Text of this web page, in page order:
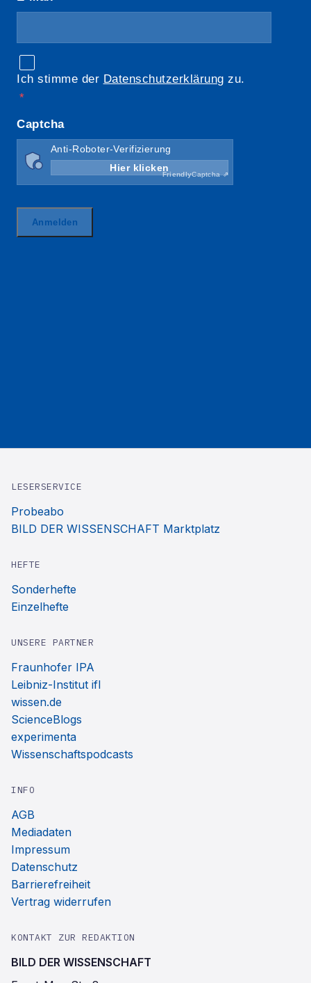
LESERSERVICE
Probeabo
BILD DER WISSENSCHAFT Marktplatz
HEFTE
Sonderhefte
Einzelhefte
UNSERE PARTNER
Fraunhofer IPA
Leibniz-Institut ifl
wissen.de
ScienceBlogs
experimenta
Wissenschaftspodcasts
INFO
AGB
Mediadaten
Impressum
Datenschutz
Barrierefreiheit
Vertrag widerrufen
KONTAKT ZUR REDAKTION
BILD DER WISSENSCHAFT